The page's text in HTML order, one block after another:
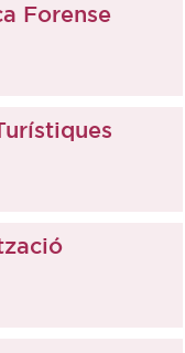
Forense